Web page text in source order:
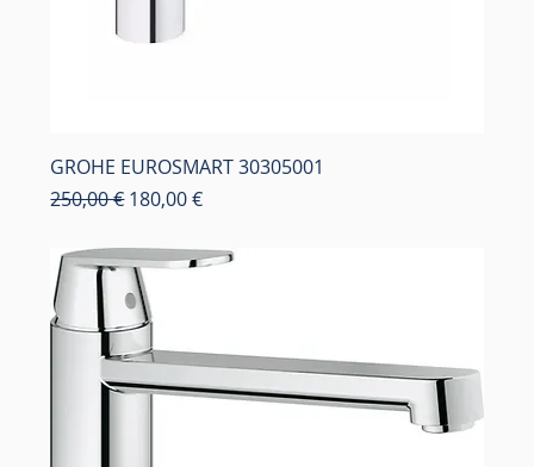
GROHE EUROSMART 30305001
Κανονική τιμή
250,00 € Τιμή Έκπτωσης
180,00 €